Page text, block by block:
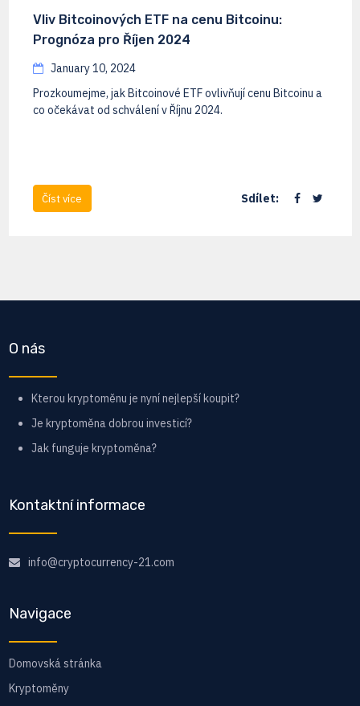
Vliv Bitcoinových ETF na cenu Bitcoinu:
Prognóza pro Říjen 2024
January 10, 2024
Prozkoumejme, jak Bitcoinové ETF ovlivňují cenu Bitcoinu a
co očekávat od schválení v Říjnu 2024.
Číst více Sdílet:
O nás
Kterou kryptoměnu je nyní nejlepší koupit?
Je kryptoměna dobrou investicí?
Jak funguje kryptoměna?
Kontaktní informace
info@cryptocurrency-21.com
Navigace
Domovská stránka
Kryptoměny